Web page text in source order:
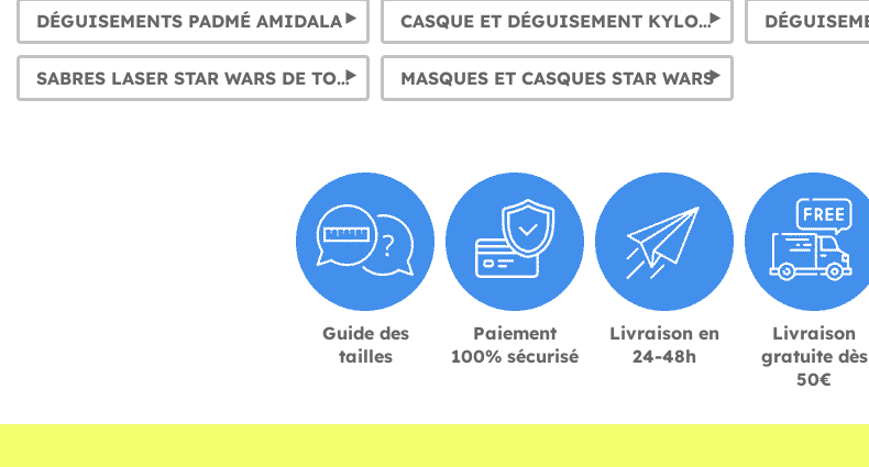
DÉGUISEMENTS PADMÉ AMIDALA CASQUE ET DÉGUISEMENT KYLO REN ADULTE ET ENFANT
SABRES LASER STAR WARS DE TOUS LES PERSONNAGES MASQUES ET CASQUES STAR WARS
Guide des
tailles
Paiement
100% sécurisé
Livraison en
24-48h
Livraison
gratuite dès
50€